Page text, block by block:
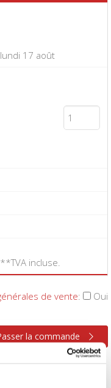
17 août
incluse.
de vente: Oui
la commande